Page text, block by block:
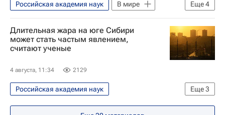
Еще4
Российская академия наук
В мире
Испания
Сеута
Марокко
Наплыв мигрантов в Испании
Длительная жара на юге Сибири
может стать частым явлением,
считают ученые
4 августа, 11:34 2129
Еще3
Российская академия наук
Западная Сибирь
Томск